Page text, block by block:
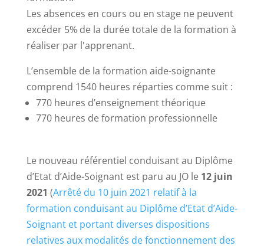
Les absences en cours ou en stage ne peuvent
excéder 5% de la durée totale de la formation à
réaliser par l'apprenant.
L’ensemble de la formation aide-soignante
comprend 1540 heures réparties comme suit :
770 heures d’enseignement théorique
770 heures de formation professionnelle
Le nouveau référentiel conduisant au Diplôme
d’Etat d’Aide-Soignant est paru au JO le 12 juin
2021 (Arrêté du 10 juin 2021 relatif à la
formation conduisant au Diplôme d’Etat d’Aide-
Soignant et portant diverses dispositions
relatives aux modalités de fonctionnement des